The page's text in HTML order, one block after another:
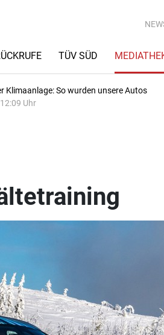
TÜV SÜD
Klimaanlage: So wurden unsere Autos
Uhr